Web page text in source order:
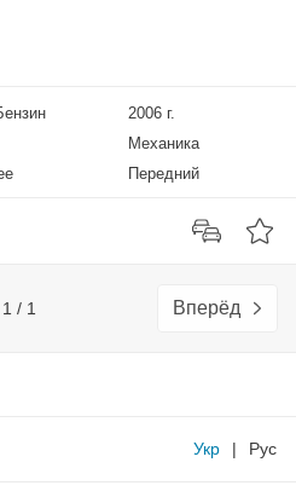
2006 г.
Механика
Передний
1 / 1 Вперёд
Укр | Рус